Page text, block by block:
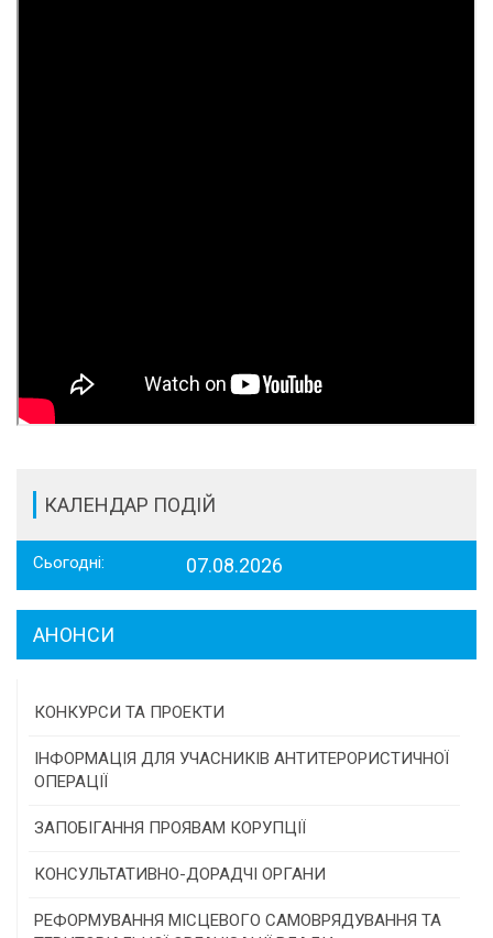
КАЛЕНДАР ПОДІЙ
Сьогодні: 07.08.2026
АНОНСИ
КОНКУРСИ ТА ПРОЕКТИ
Конкурс проектів та програм місцевого
самоврядування
Конкурс інститутів громадянського суспільства
Програми/конкурси МТД
ІНФОРМАЦІЯ ДЛЯ УЧАСНИКІВ АНТИТЕРОРИСТИЧНОЇ
ОПЕРАЦІЇ
ЗАПОБІГАННЯ ПРОЯВАМ КОРУПЦІЇ
КОНСУЛЬТАТИВНО-ДОРАДЧІ ОРГАНИ
Консультативна рада
РЕФОРМУВАННЯ МІСЦЕВОГО САМОВРЯДУВАННЯ ТА